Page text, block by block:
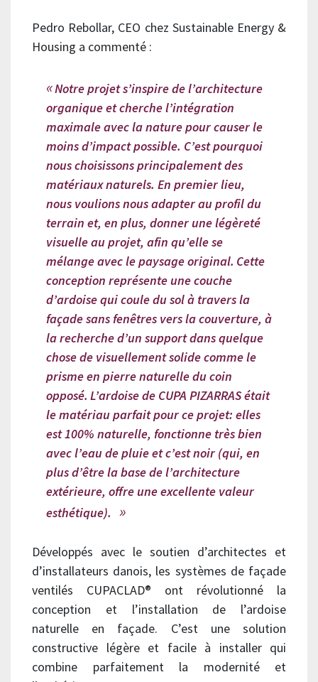
Pedro Rebollar, CEO chez Sustainable Energy &
Housing a commenté :
Notre projet s’inspire de l’architecture
organique et cherche l’intégration
maximale avec la nature pour causer le
moins d’impact possible. C’est pourquoi
nous choisissons principalement des
matériaux naturels. En premier lieu,
nous voulions nous adapter au profil du
terrain et, en plus, donner une légèreté
visuelle au projet, afin qu’elle se
mélange avec le paysage original. Cette
conception représente une couche
d’ardoise qui coule du sol à travers la
façade sans fenêtres vers la couverture, à
la recherche d’un support dans quelque
chose de visuellement solide comme le
prisme en pierre naturelle du coin
opposé. L’ardoise de CUPA PIZARRAS était
le matériau parfait pour ce projet: elles
est 100% naturelle, fonctionne très bien
avec l’eau de pluie et c’est noir (qui, en
plus d’être la base de l’architecture
extérieure, offre une excellente valeur
esthétique).
Développés avec le soutien d’architectes et
d’installateurs danois, les systèmes de façade
ventilés CUPACLAD® ont révolutionné la
conception et l’installation de l’ardoise
naturelle en façade. C’est une solution
constructive légère et facile à installer qui
combine parfaitement la modernité et